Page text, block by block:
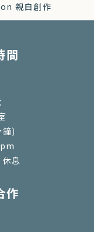
間
鐘)
息
作